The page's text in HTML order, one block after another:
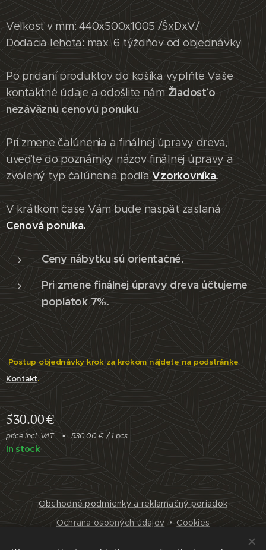
Veľkosť v mm: 440x500x1005 /ŠxDxV/
Dodacia lehota: max. 6 týždňov od objednávky
Po pridaní produktov do košíka vyplňte Vaše
kontaktné údaje a odošlite nám Žiadosť o
nezáväznú cenovú ponuku.
Pri zmene čalúnenia a finálnej úpravy dreva,
uveďte do poznámky názov finálnej úpravy a
zvolený typ čalúnenia podľaVzorkovníka.
V krátkom čase Vám bude naspäť zaslaná
Cenová ponuka.
Ceny nábytku sú orientačné.
Pri zmene finálnej úpravy dreva účtujeme
poplatok 7%.
Postup objednávky krok za krokom nájdete na podstránke
Kontakt.
530.00€
price incl. VAT 530.00 € / 1 pcs
In stock
Obchodné podmienky a reklamačný poriadok
Ochrana osobných údajov
Cookies
Languages